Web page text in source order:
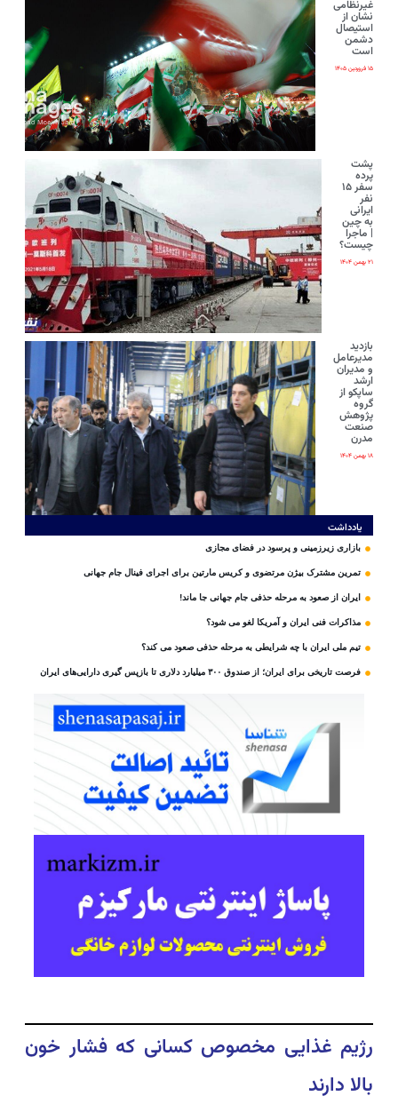
غیرنظامی
نشان از
استیصال
دشمن
است
۱۵ فروردین ۱۴۰۵
پشت
پرده
سفر ۱۵
نفر
ایرانی‌
به چین
| ماجرا
چیست؟
۲۱ بهمن ۱۴۰۴
بازدید
مدیرعامل
و مدیران
ارشد
ساپکو از
گروه
پژوهش
صنعت
مدرن
۱۸ بهمن ۱۴۰۴
یادداشت
بازاری زیرزمینی و پرسود در فضای مجازی
تمرین مشترک بیژن مرتضوی و کریس مارتین برای اجرای فینال جام جهانی
ایران از صعود به مرحله حذفی جام جهانی جا ماند!
مذاکرات فنی ایران و آمریکا لغو می شود؟
تیم ملی ایران با چه شرایطی به مرحله حذفی صعود می کند؟
فرصت تاریخی برای ایران؛ از صندوق ۳۰۰ میلیارد دلاری تا بازپس گیری دارایی‌های ایران
رژیم غذایی مخصوص کسانی که فشار خون
بالا دارند